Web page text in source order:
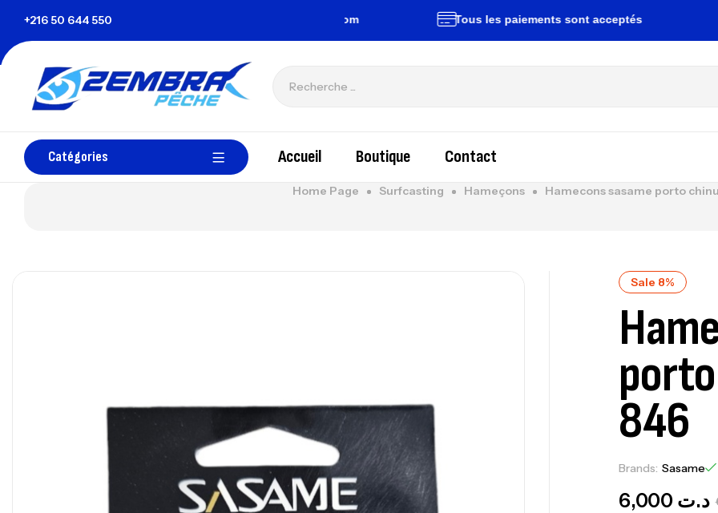
+216 50 644 550
Tunisie Tous les paiements sont acceptés
Catégories Accueil Boutique Contact
Home Page Surfcasting Hameçons Hamecons sasame porto
Sale 8%
846
Brands: Sasame
د.ت 6,000